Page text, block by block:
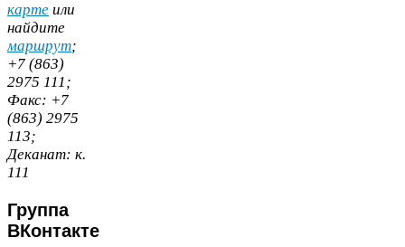
карте или
найдите
маршрут;
+7 (863)
2975 111;
Факс: +7
(863) 2975
113;
Деканат: к.
111
Группа
ВКонтакте